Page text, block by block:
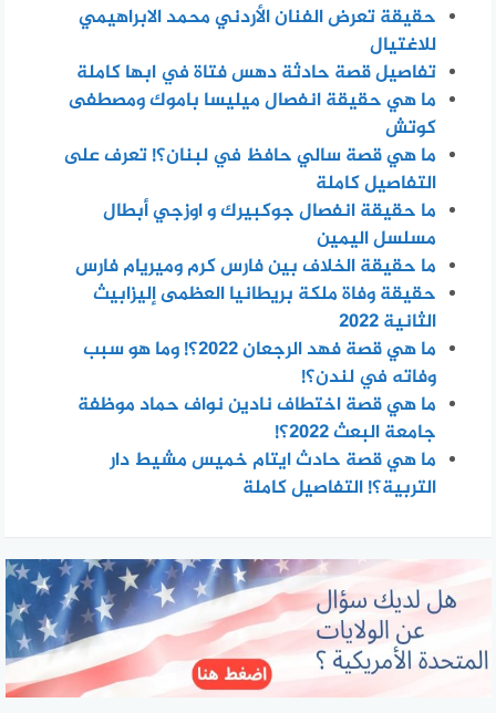
حقيقة تعرض الفنان الأردني محمد الابراهيمي
للاغتيال
تفاصيل قصة حادثة دهس فتاة في ابها كاملة
ما هي حقيقة انفصال ميليسا باموك ومصطفى
كوتش
ما هي قصة سالي حافظ في لبنان؟! تعرف على
التفاصيل كاملة
ما حقيقة انفصال جوكبيرك و اوزجي أبطال
مسلسل اليمين
ما حقيقة الخلاف بين فارس كرم وميريام فارس
حقيقة وفاة ملكة بريطانيا العظمى إليزابيث
الثانية 2022
ما هي قصة فهد الرجعان 2022؟! وما هو سبب
وفاته في لندن؟!
ما هي قصة اختطاف نادين نواف حماد موظفة
جامعة البعث 2022؟!
ما هي قصة حادث ايتام خميس مشيط دار
التربية؟! التفاصيل كاملة